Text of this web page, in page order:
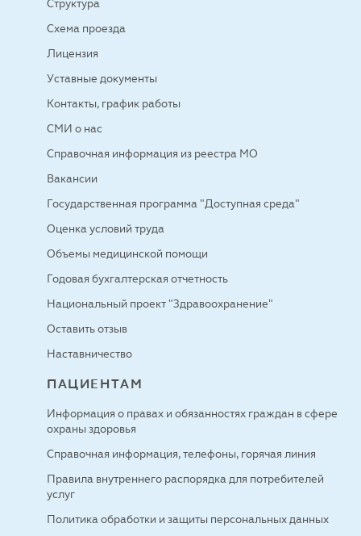
Структура
Схема проезда
Лицензия
Уставные документы
Контакты, график работы
СМИ о нас
Справочная информация из реестра МО
Вакансии
Государственная программа "Доступная среда"
Оценка условий труда
Объемы медицинской помощи
Годовая бухгалтерская отчетность
Национальный проект "Здравоохранение"
Оставить отзыв
Наставничество
ПАЦИЕНТАМ
Информация о правах и обязанностях граждан в сфере
охраны здоровья
Справочная информация, телефоны, горячая линия
Правила внутреннего распорядка для потребителей
услуг
Политика обработки и защиты персональных данных